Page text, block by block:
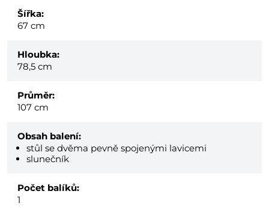
Šířka:
67 cm
Hloubka:
78,5 cm
Průměr:
107 cm
Obsah balení:
stůl se dvěma pevně spojenými lavicemi
slunečník
Počet balíků:
1